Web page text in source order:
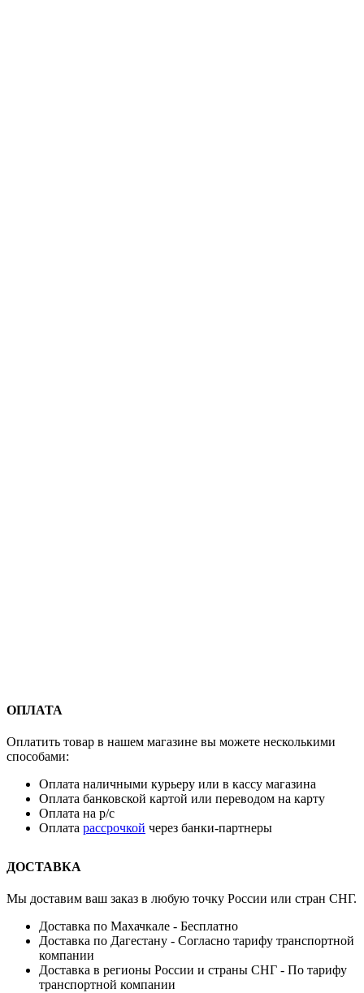
ОПЛАТА
Оплатить товар в нашем магазине вы можете несколькими
способами:
Оплата наличными курьеру или в кассу магазина
Оплата банковской картой или переводом на карту
Оплата на р/с
Оплата рассрочкой через банки-партнеры
ДОСТАВКА
Мы доставим ваш заказ в любую точку России или стран СНГ.
Доставка по Махачкале - Бесплатно
Доставка по Дагестану - Согласно тарифу транспортной
компании
Доставка в регионы России и страны СНГ - По тарифу
транспортной компании